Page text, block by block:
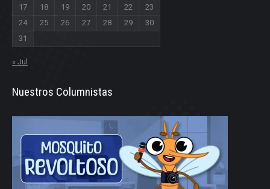
17
18 19 20 21 22
23
24
25 26 27 28 29
30
31
« Jul
Nuestros Columnistas